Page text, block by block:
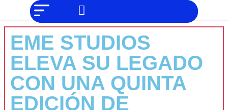
Tendencias
Entrevistas
Foodie
Cultura
PERO IGUAL
TAMBIÉN TE
PODEMOS
AYUDAR
EME STUDIOS
ELEVA SU LEGADO
CON UNA QUINTA
EDICIÓN DE